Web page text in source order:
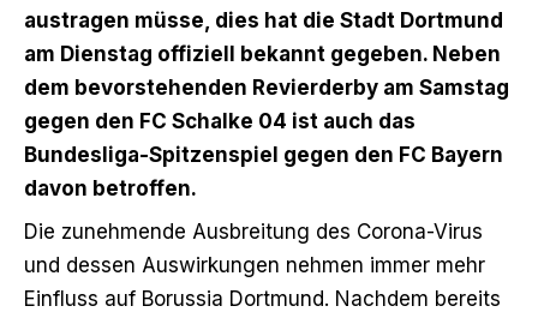
austragen müsse, dies hat die Stadt Dortmund
am Dienstag offiziell bekannt gegeben. Neben
dem bevorstehenden Revierderby am Samstag
gegen den FC Schalke 04 ist auch das
Bundesliga-Spitzenspiel gegen den FC Bayern
davon betroffen.
Die zunehmende Ausbreitung des Corona-Virus
und dessen Auswirkungen nehmen immer mehr
Einfluss auf Borussia Dortmund. Nachdem bereits